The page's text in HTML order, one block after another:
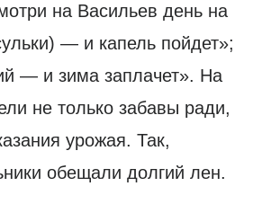
на Васильев день на
— и капель пойдет»;
— и зима заплачет». На
не только забавы ради,
урожая. Так,
обещали долгий лен.